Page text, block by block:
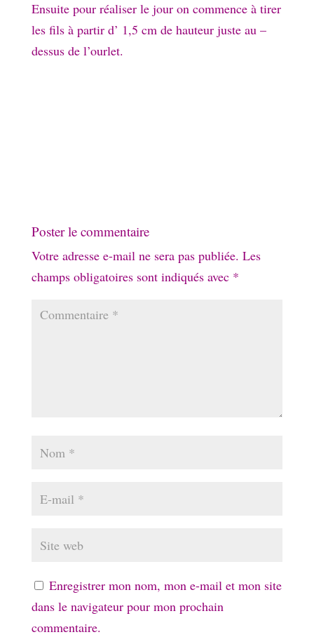
Ensuite pour réaliser le jour on commence à tirer
les fils à partir d’ 1,5 cm de hauteur juste au –
dessus de l’ourlet.
Poster le commentaire
Votre adresse e-mail ne sera pas publiée. Les
champs obligatoires sont indiqués avec *
Enregistrer mon nom, mon e-mail et mon site
dans le navigateur pour mon prochain
commentaire.